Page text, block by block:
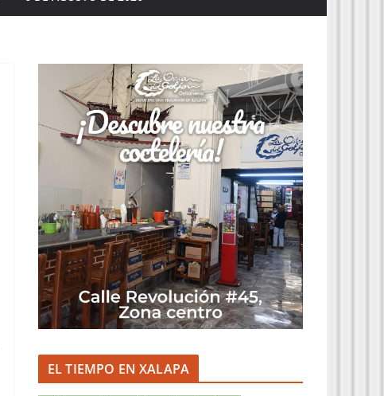
EL TIEMPO EN XALAPA